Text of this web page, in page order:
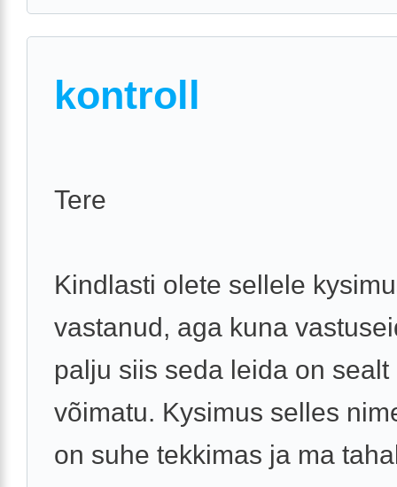
kontroll
Tere
Kindlasti olete sellele
vastanud, aga kuna
palju siis seda leida on sealt
võimatu. Kysimus selles
on suhe tekkimas ja ma